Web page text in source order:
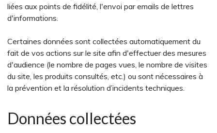
liées aux points de fidélité, l'envoi par emails de lettres
d'informations.
Certaines données sont collectées automatiquement du
fait de vos actions sur le site afin d'effectuer des mesures
d'audience (le nombre de pages vues, le nombre de visites
du site, les produits consultés, etc.) ou sont nécessaires à
la prévention et la résolution d’incidents techniques.
Données collectées